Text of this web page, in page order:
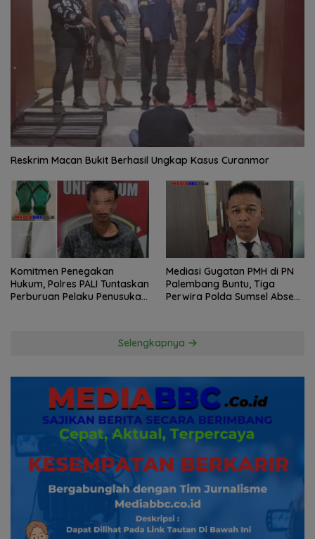
Reskrim Macan Bukit Berhasil Ungkap Kasus Curanmor
Komitmen Penegakan
Hukum, Polres PALI Tuntaskan
Perburuan Pelaku Penusukan
Mediasi Gugatan PMH di PN
Palembang Buntu, Tiga
Perwira Polda Sumsel Absen,
Selengkapnya